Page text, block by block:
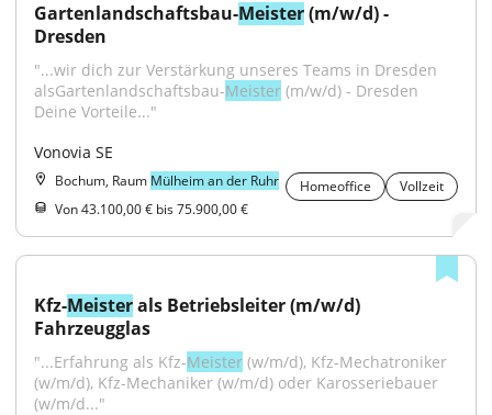
Gartenlandschaftsbau-Meister (m/w/d) -
Dresden
"...wir dich zur Verstärkung unseres Teams in Dresden
alsGartenlandschaftsbau-Meister (m/w/d) - Dresden
Deine Vorteile..."
Vonovia SE
Bochum, Raum Mülheim an der Ruhr Homeoffice
Vollzeit
Von 43.100,00 € bis 75.900,00 €
Kfz-Meister als Betriebsleiter (m/w/d)
Fahrzeugglas
"...Erfahrung als Kfz-Meister (w/m/d), Kfz-Mechatroniker
(w/m/d), Kfz-Mechaniker (w/m/d) oder Karosseriebauer
(w/m/d..."